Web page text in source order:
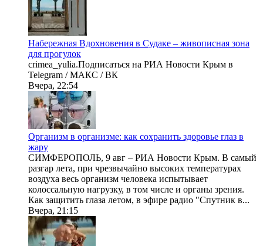
Набережная Вдохновения в Судаке – живописная зона
для прогулок
crimea_yulia.Подписаться на РИА Новости Крым в
Telegram / МАКС / ВК
Вчера, 22:54
Организм в организме: как сохранить здоровье глаз в
жару
СИМФЕРОПОЛЬ, 9 авг – РИА Новости Крым. В самый
разгар лета, при чрезвычайно высоких температурах
воздуха весь организм человека испытывает
колоссальную нагрузку, в том числе и органы зрения.
Как защитить глаза летом, в эфире радио "Спутник в...
Вчера, 21:15